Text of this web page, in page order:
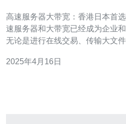
高速服务器大带宽：香港日本首选 在当今数字化时代，高
速服务器和大带宽已经成为企业
无论是进行在线交易、传输大文
区，香港和日本被广泛认为是最佳
2025年4月16日